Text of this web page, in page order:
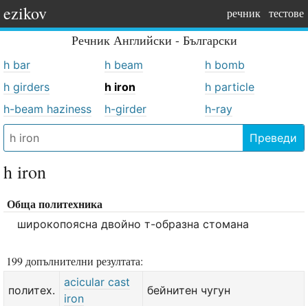
ezikov речник тестове
Речник Английски - Български
h bar h beam
h bomb
h girders
h iron
h particle
h-beam haziness
h-girder h-ray
Преведи
h iron
Обща политехника
широкопоясна двойно т-образна стомана
199 допълнителни резултата:
политех.
acicular cast
iron
бейнитен чугун